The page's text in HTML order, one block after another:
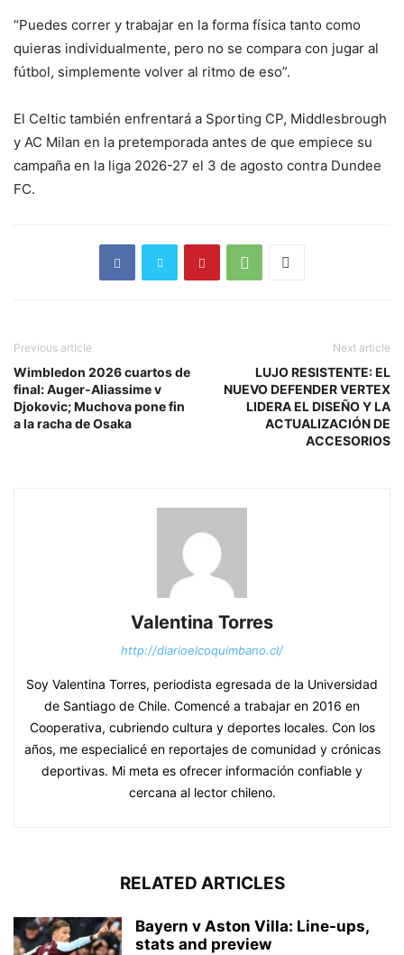
“Puedes correr y trabajar en la forma física tanto como
quieras individualmente, pero no se compara con jugar al
fútbol, simplemente volver al ritmo de eso”.
El Celtic también enfrentará a Sporting CP, Middlesbrough
y AC Milan en la pretemporada antes de que empiece su
campaña en la liga 2026-27 el 3 de agosto contra Dundee
FC.
Previous article
Wimbledon 2026 cuartos de
final: Auger-Aliassime v
Djokovic; Muchova pone fin
a la racha de Osaka
Next article
LUJO RESISTENTE: EL
NUEVO DEFENDER VERTEX
LIDERA EL DISEÑO Y LA
ACTUALIZACIÓN DE
ACCESORIOS
Valentina Torres
http://diarioelcoquimbano.cl/
Soy Valentina Torres, periodista egresada de la Universidad
de Santiago de Chile. Comencé a trabajar en 2016 en
Cooperativa, cubriendo cultura y deportes locales. Con los
años, me especialicé en reportajes de comunidad y crónicas
deportivas. Mi meta es ofrecer información confiable y
cercana al lector chileno.
RELATED ARTICLES
Bayern v Aston Villa: Line-ups,
stats and preview